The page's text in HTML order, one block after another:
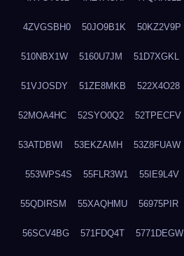
4ZVGSBH0 50JO9B1K 50KZ2V9P
510NBX1W 5160U7JM 51D7XGKL
51VJOSDY 51ZE8MKB 522X4O28
52MOA4HC 52SYO0Q2 52TPECFV
53ATDBWI 53EKZAMH 53Z8FUAW
553WPS4S 55FLR3W1 55IE9L4V
55QDIRSM 55XAQHMU 56975PIR
56SCV4BG 571FDQ4T 5771DEGW